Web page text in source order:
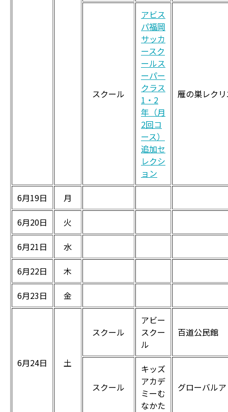
スクール
アビス
パ福岡
サッカ
ースク
ールス
ーパー
クラス
1・2
年（月
2回コ
ース）
追加セ
レクシ
ョン
雁の巣レク
6月19日
月
6月20日
火
6月21日
水
6月22日
木
6月23日
金
6月24日 土
スクール
アビー
スクー
ル
百道公民館
スクール
キッズ
アカデ
ミーむ
なかた
グローバル